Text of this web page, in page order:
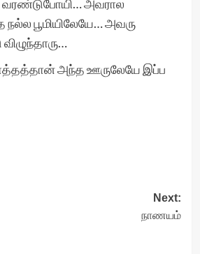
வரண்டுபோயி… அவரால
பூமியிலேயே… அவரு
விழுந்தாரு…
அந்த ஊருலேயே இப்ப
Next:
நாணயம்